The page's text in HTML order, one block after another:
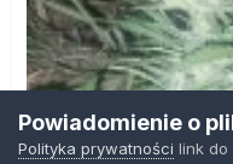
Powiadomienie o
Polityka prywatności link do